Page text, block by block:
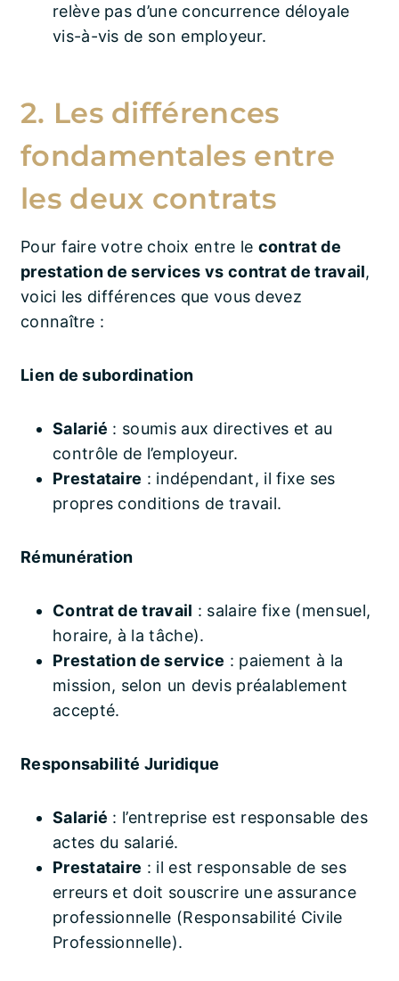
relève pas d’une concurrence déloyale
vis-à-vis de son employeur.
2. Les différences
fondamentales entre
les deux contrats
Pour faire votre choix entre le contrat de
prestation de services vs contrat de travail,
voici les différences que vous devez
connaître :
Lien de subordination
Salarié : soumis aux directives et au
contrôle de l’employeur.
Prestataire : indépendant, il fixe ses
propres conditions de travail.
Rémunération
Contrat de travail : salaire fixe (mensuel,
horaire, à la tâche).
Prestation de service : paiement à la
mission, selon un devis préalablement
accepté.
Responsabilité Juridique
Salarié : l’entreprise est responsable des
actes du salarié.
Prestataire : il est responsable de ses
erreurs et doit souscrire une assurance
professionnelle (Responsabilité Civile
Professionnelle).